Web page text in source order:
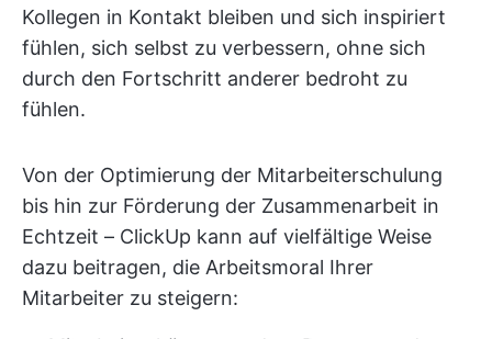
Kollegen in Kontakt bleiben und sich inspiriert
fühlen, sich selbst zu verbessern, ohne sich
durch den Fortschritt anderer bedroht zu
fühlen.
Von der Optimierung der Mitarbeiterschulung
bis hin zur Förderung der Zusammenarbeit in
Echtzeit – ClickUp kann auf vielfältige Weise
dazu beitragen, die Arbeitsmoral Ihrer
Mitarbeiter zu steigern: